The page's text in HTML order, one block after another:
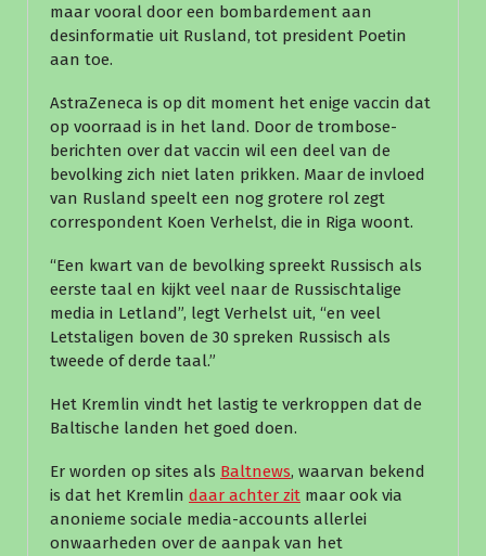
maar vooral door een bombardement aan
desinformatie uit Rusland, tot president Poetin
aan toe.
AstraZeneca is op dit moment het enige vaccin dat
op voorraad is in het land. Door de trombose-
berichten over dat vaccin wil een deel van de
bevolking zich niet laten prikken. Maar de invloed
van Rusland speelt een nog grotere rol zegt
correspondent Koen Verhelst, die in Riga woont.
“Een kwart van de bevolking spreekt Russisch als
eerste taal en kijkt veel naar de Russischtalige
media in Letland”, legt Verhelst uit, “en veel
Letstaligen boven de 30 spreken Russisch als
tweede of derde taal.”
Het Kremlin vindt het lastig te verkroppen dat de
Baltische landen het goed doen.
Er worden op sites als Baltnews, waarvan bekend
is dat het Kremlin daar achter zit maar ook via
anonieme sociale media-accounts allerlei
onwaarheden over de aanpak van het